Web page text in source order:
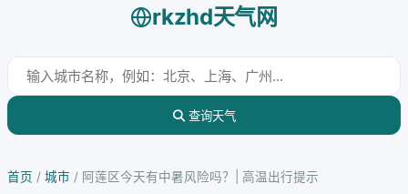
rkzhd天气网
查询天气
首页 / 城市 / 阿莲区今天有中暑风险吗？| 高温出行提示